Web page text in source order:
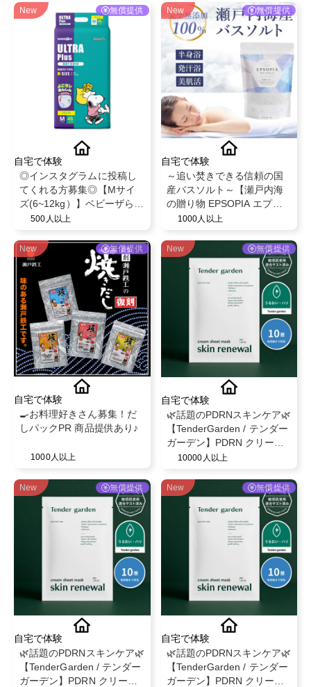
アルセット5日分】
New 無償提供
自宅で体験
◎インスタグラムに投稿し
てくれる方募集◎【Mサイ
ズ(6~12kg）】ベビーザらス
限定！ベビー紙おむつパン
ベビー育児用品◎
500人以上
New 無償提供
自宅で体験
～追い焚きできる信頼の国
産バスソルト～【瀬戸内海
の贈り物 EPSOPIA エプソ
ピア】@EPSOPIA
1000人以上
New 無償提供
自宅で体験
🍳お料理好きさん募集！だ
しパックPR 商品提供あり♪
1000人以上
New 無償提供
自宅で体験
🌿話題のPDRNスキンケア🌿
【TenderGarden / テンダー
ガーデン】PDRN クリーム
シートマスク 30g × 5枚 モ
10000人以上
New 無償提供
自宅で体験
🌿話題のPDRNスキンケア🌿
【TenderGarden / テンダー
ガーデン】PDRN クリーム
New 無償提供
自宅で体験
🌿話題のPDRNスキンケア🌿
【TenderGarden / テンダー
ガーデン】PDRN クリーム